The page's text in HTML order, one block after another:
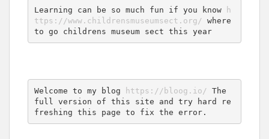
Learning can be so much fun if you know
h
ttps://www.childrensmuseumsect.org/ where
to go childrens museum sect this year
Welcome to my blog https://bloog.io/ The
full version of this site and try hard re
freshing this page to fix the error.